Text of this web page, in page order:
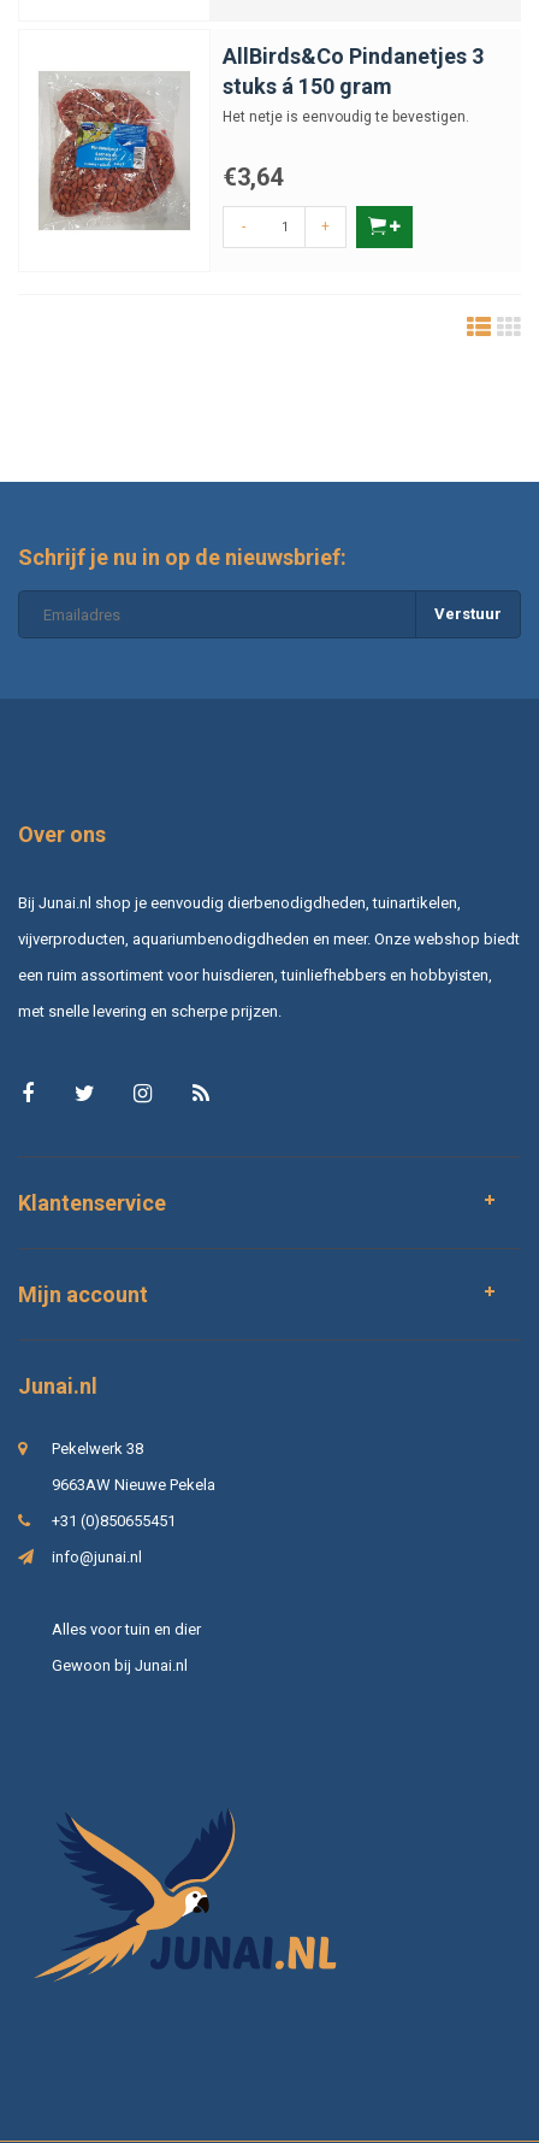
AllBirds&Co Pindanetjes 3
stuks á 150 gram
Het netje is eenvoudig te bevestigen.
€3,64
- +
Schrijf je nu in op de nieuwsbrief:
Verstuur
Over ons
Bij Junai.nl shop je eenvoudig dierbenodigdheden, tuinartikelen,
vijverproducten, aquariumbenodigdheden en meer. Onze webshop biedt
een ruim assortiment voor huisdieren, tuinliefhebbers en hobbyisten,
met snelle levering en scherpe prijzen.
Klantenservice
Mijn account
Junai.nl
Pekelwerk 38
9663AW Nieuwe Pekela
+31 (0)850655451
info@junai.nl
Alles voor tuin en dier
Gewoon bij Junai.nl